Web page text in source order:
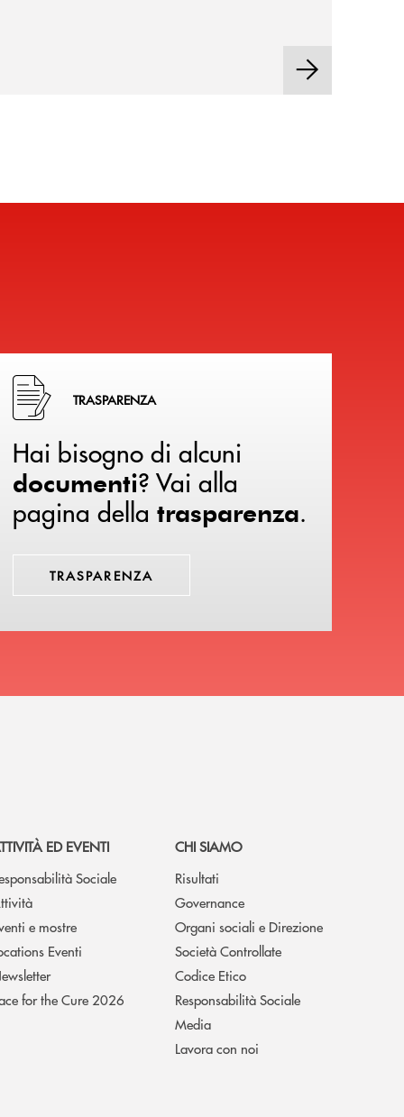
Hai bisogno di alcuni documenti ? Vai alla pagina della
TRASPARENZA
Hai bisogno di alcuni
documenti? Vai alla
pagina della trasparenza.
TRASPARENZA
ED EVENTI
Sociale
e mostre
Eventi
for the Cure 2026
CHI SIAMO
Risultati
Governance
Organi sociali e Direzione
Società Controllate
Codice Etico
Responsabilità Sociale
Media
Lavora con noi